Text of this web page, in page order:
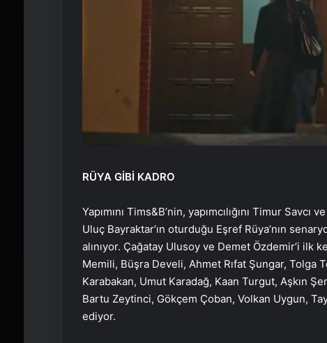
RÜYA GİBİ KADRO
Yapımını Tims&B’nin, yapımcılığını Timur
Uluç Bayraktar’ın oturduğu Eşref Rüya’nın
alınıyor. Çağatay Ulusoy ve Demet Özdemir’i
Memili, Büşra Develi, Ahmet Rıfat Şungar,
Karabakan, Umut Karadağ, Kaan Turgut, Aşkın
Bartu Zeytinci, Gökçem Çoban, Volkan Uygun,
ediyor.